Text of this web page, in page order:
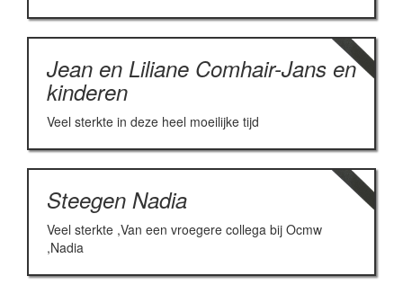
Jean en Liliane Comhair-Jans en
kinderen
Veel sterkte in deze heel moeilijke tijd
Steegen Nadia
Veel sterkte ,Van een vroegere collega bij Ocmw
,Nadia